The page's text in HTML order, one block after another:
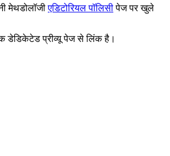
मेथडोलॉजीएडिटोरियल पॉलिसीपेज पर खुले
डेडिकेटेड प्रीव्यू पेज से लिंक है।